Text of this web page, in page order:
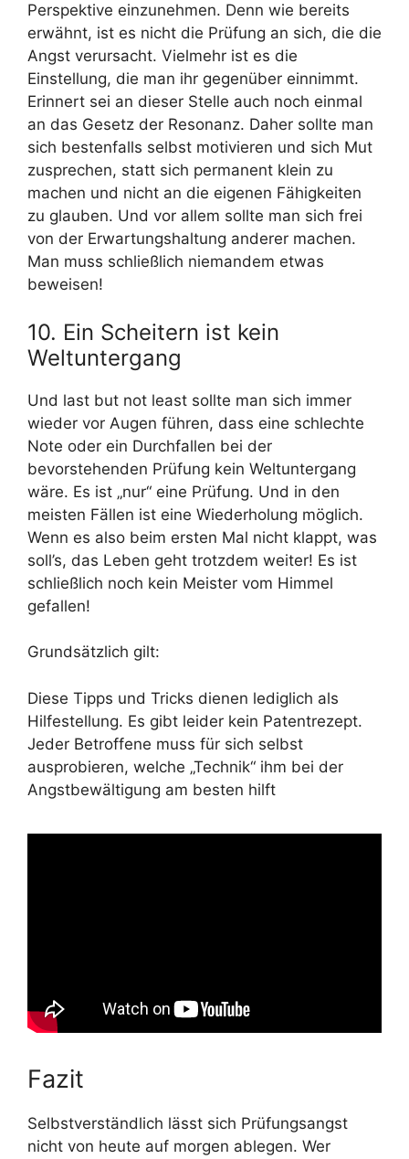
Perspektive einzunehmen. Denn wie bereits
erwähnt, ist es nicht die Prüfung an sich, die die
Angst verursacht. Vielmehr ist es die
Einstellung, die man ihr gegenüber einnimmt.
Erinnert sei an dieser Stelle auch noch einmal
an das Gesetz der Resonanz. Daher sollte man
sich bestenfalls selbst motivieren und sich Mut
zusprechen, statt sich permanent klein zu
machen und nicht an die eigenen Fähigkeiten
zu glauben. Und vor allem sollte man sich frei
von der Erwartungshaltung anderer machen.
Man muss schließlich niemandem etwas
beweisen!
10. Ein Scheitern ist kein
Weltuntergang
Und last but not least sollte man sich immer
wieder vor Augen führen, dass eine schlechte
Note oder ein Durchfallen bei der
bevorstehenden Prüfung kein Weltuntergang
wäre. Es ist „nur“ eine Prüfung. Und in den
meisten Fällen ist eine Wiederholung möglich.
Wenn es also beim ersten Mal nicht klappt, was
soll’s, das Leben geht trotzdem weiter! Es ist
schließlich noch kein Meister vom Himmel
gefallen!
Grundsätzlich gilt:
Diese Tipps und Tricks dienen lediglich als
Hilfestellung. Es gibt leider kein Patentrezept.
Jeder Betroffene muss für sich selbst
ausprobieren, welche „Technik“ ihm bei der
Angstbewältigung am besten hilft
Fazit
Selbstverständlich lässt sich Prüfungsangst
nicht von heute auf morgen ablegen. Wer